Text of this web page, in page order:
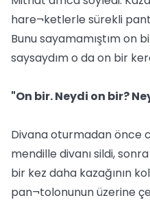
hare¬ketlerle sürekli
Bunu sayamamıştım on
saysaydım o da on bir
"On bir. Neydi on bir?
Divana oturmadan önce
mendille divanı sildi,
bir kez daha kazağının
pan¬tolonunun üzerine